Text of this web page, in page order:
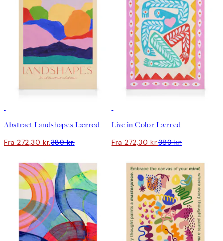
Abstract Landshapes Lærred
Fra 272,30 kr.389 kr.
Live in Color Lærred
Fra 272,30 kr.389 kr.